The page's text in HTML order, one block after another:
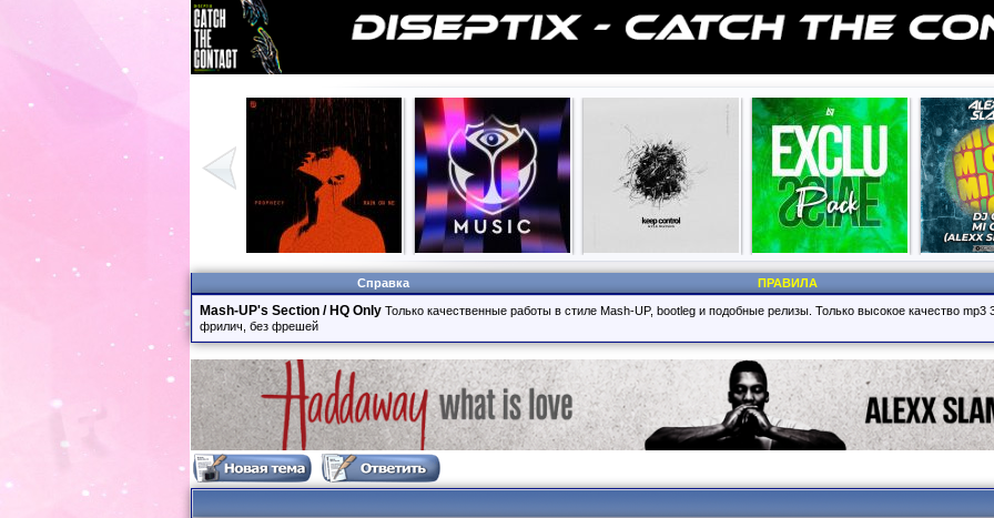
Справка ПРАВИЛА
Mash-UP's Section / HQ Only Только качественные работы в стиле Mash-UP, bootleg и подобные релизы. Только высокое качество
фрилич, без фрешей